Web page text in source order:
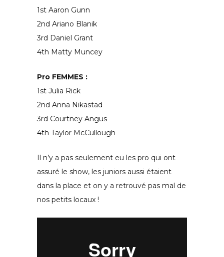
1st Aaron Gunn
2nd Ariano Blanik
3rd Daniel Grant
4th Matty Muncey
Pro FEMMES :
1st Julia Rick
2nd Anna Nikastad
3rd Courtney Angus
4th Taylor McCullough
Il n’y a pas seulement eu les pro qui ont
assuré le show, les juniors aussi étaient
dans la place et on y a retrouvé pas mal de
nos petits locaux !